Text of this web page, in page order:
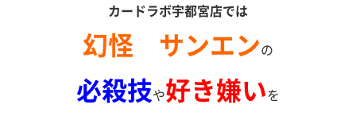
カードラボ宇都宮店では
幻怪 サンエンの
必殺技や好き嫌いを